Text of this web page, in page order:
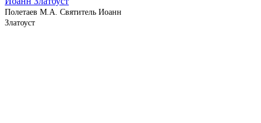
Полетаев М.А. Святитель Иоанн
Златоуст